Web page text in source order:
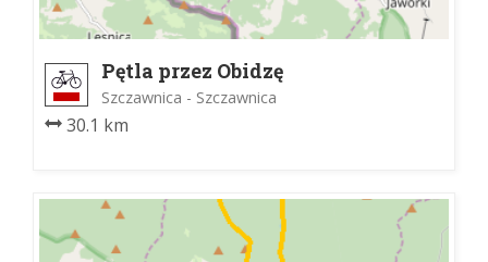
Pętla przez Obidzę
Szczawnica - Szczawnica
30.1 km